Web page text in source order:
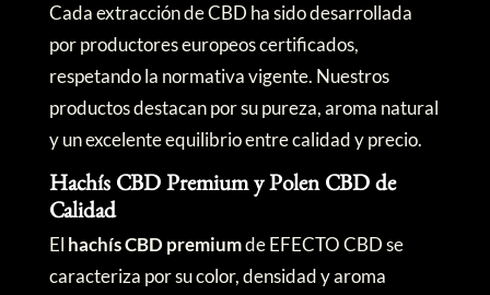
Cada extracción de CBD ha sido desarrollada
por productores europeos certificados,
respetando la normativa vigente. Nuestros
productos destacan por su pureza, aroma natural
y un excelente equilibrio entre calidad y precio.
Hachís CBD Premium y Polen CBD de
Calidad
El hachís CBD premiumde EFECTO CBD se
caracteriza por su color, densidad y aroma